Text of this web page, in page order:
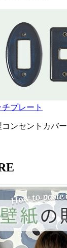
チプレート
コンセントカバー